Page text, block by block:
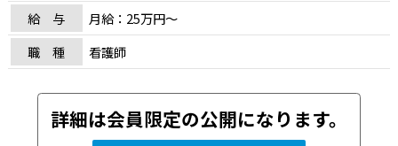
給 与
月給：25万円〜
職 種
看護師
詳細は会員限定の公開になります。